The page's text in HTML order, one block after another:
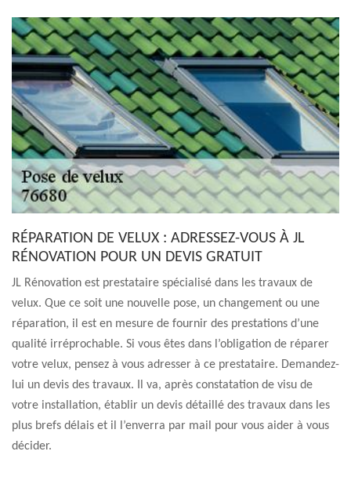
RÉPARATION DE VELUX : ADRESSEZ-VOUS À JL
RÉNOVATION POUR UN DEVIS GRATUIT
JL Rénovation est prestataire spécialisé dans les travaux de
velux. Que ce soit une nouvelle pose, un changement ou une
réparation, il est en mesure de fournir des prestations d’une
qualité irréprochable. Si vous êtes dans l’obligation de réparer
votre velux, pensez à vous adresser à ce prestataire. Demandez-
lui un devis des travaux. Il va, après constatation de visu de
votre installation, établir un devis détaillé des travaux dans les
plus brefs délais et il l’enverra par mail pour vous aider à vous
décider.